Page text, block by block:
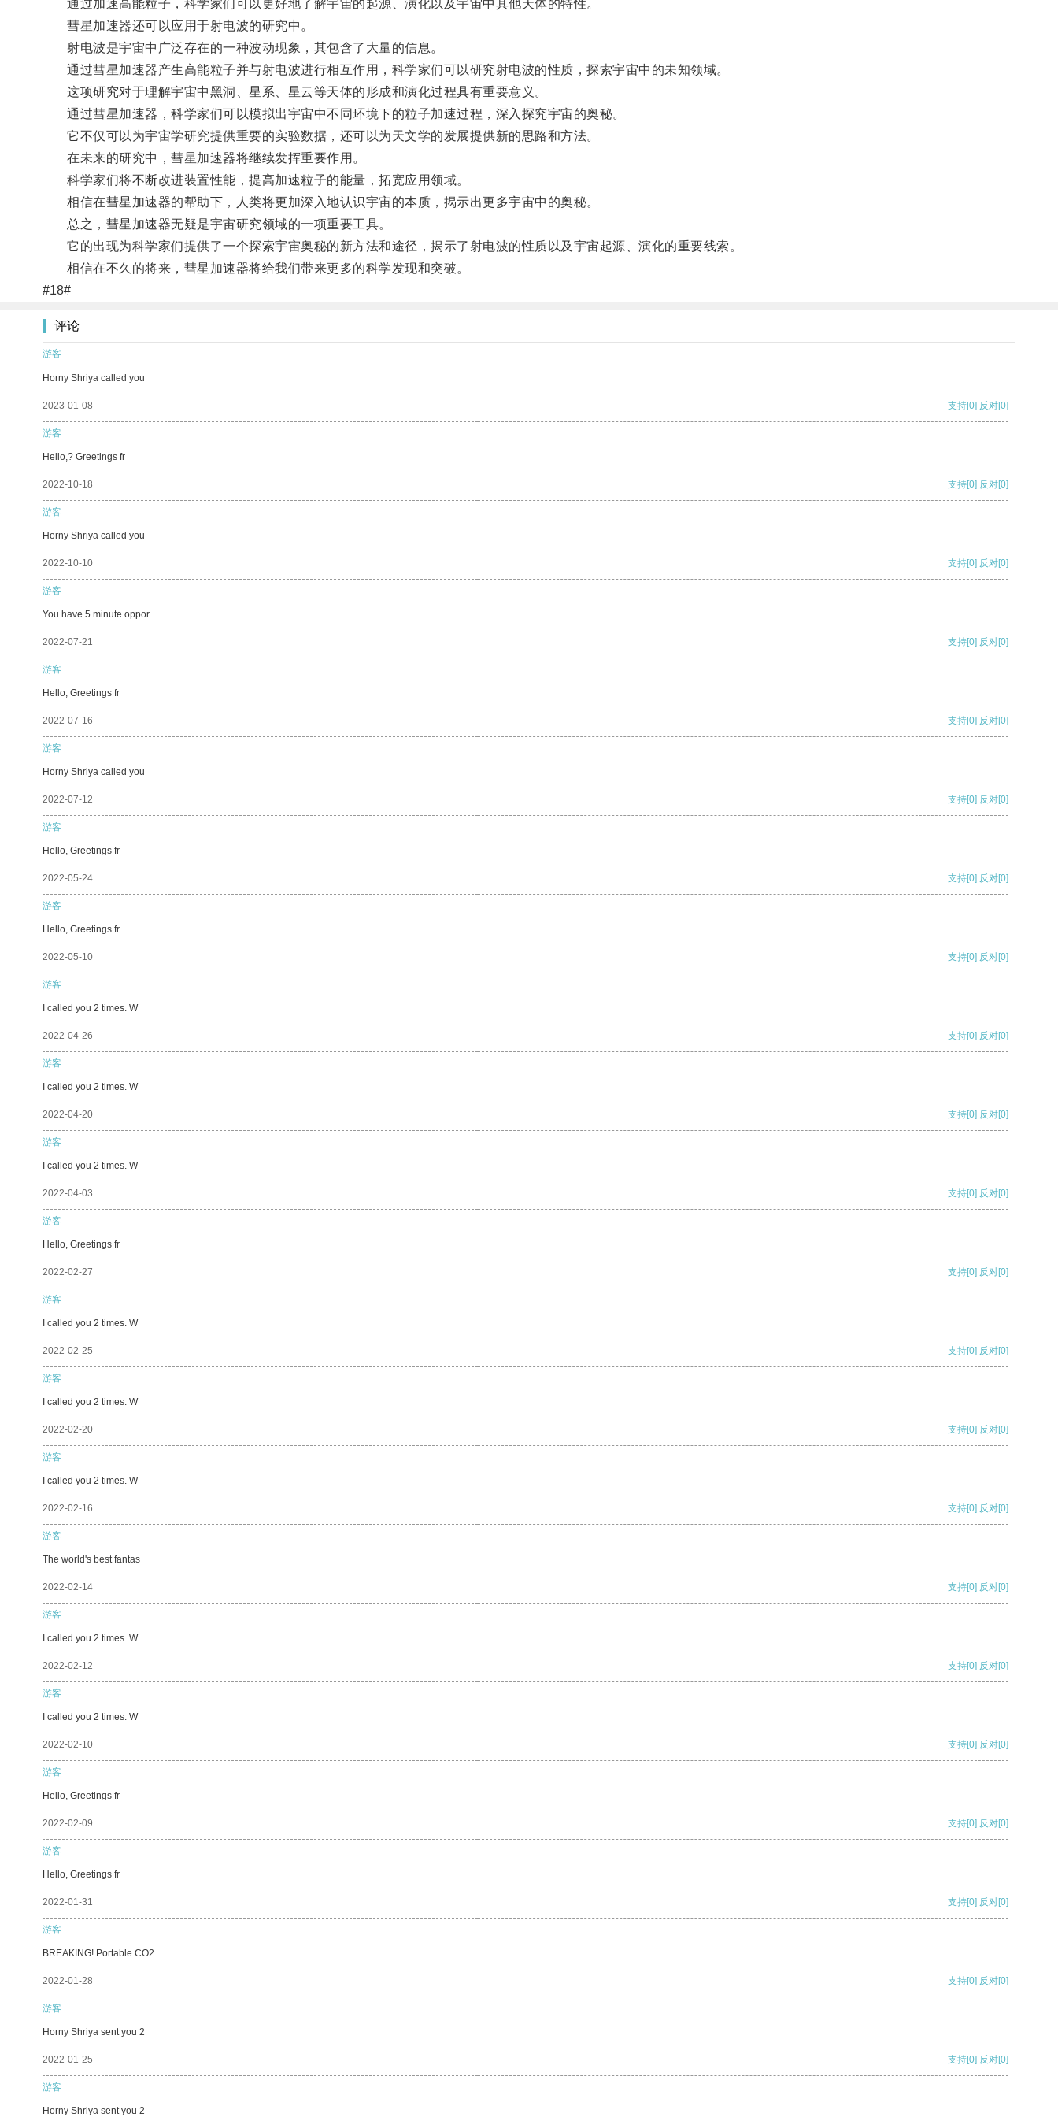
通过加速高能粒子，科学家们可以更好地了解宇宙的起源、演化以及宇宙中其他天体的特性。
彗星加速器还可以应用于射电波的研究中。
射电波是宇宙中广泛存在的一种波动现象，其包含了大量的信息。
通过彗星加速器产生高能粒子并与射电波进行相互作用，科学家们可以研究射电波的性质，探索宇宙中的未知领域。
这项研究对于理解宇宙中黑洞、星系、星云等天体的形成和演化过程具有重要意义。
通过彗星加速器，科学家们可以模拟出宇宙中不同环境下的粒子加速过程，深入探究宇宙的奥秘。
它不仅可以为宇宙学研究提供重要的实验数据，还可以为天文学的发展提供新的思路和方法。
在未来的研究中，彗星加速器将继续发挥重要作用。
科学家们将不断改进装置性能，提高加速粒子的能量，拓宽应用领域。
相信在彗星加速器的帮助下，人类将更加深入地认识宇宙的本质，揭示出更多宇宙中的奥秘。
总之，彗星加速器无疑是宇宙研究领域的一项重要工具。
它的出现为科学家们提供了一个探索宇宙奥秘的新方法和途径，揭示了射电波的性质以及宇宙起源、演化的重要线索。
相信在不久的将来，彗星加速器将给我们带来更多的科学发现和突破。
#18#
评论
游客
Horny Shriya called you
2023-01-08 支持[0] 反对[0]
游客
Hello,? Greetings fr
2022-10-18 支持[0] 反对[0]
游客
Horny Shriya called you
2022-10-10 支持[0] 反对[0]
游客
You have 5 minute oppor
2022-07-21 支持[0] 反对[0]
游客
Hello, Greetings fr
2022-07-16 支持[0] 反对[0]
游客
Horny Shriya called you
2022-07-12 支持[0] 反对[0]
游客
Hello, Greetings fr
2022-05-24 支持[0] 反对[0]
游客
Hello, Greetings fr
2022-05-10 支持[0] 反对[0]
游客
I called you 2 times. W
2022-04-26 支持[0] 反对[0]
游客
I called you 2 times. W
2022-04-20 支持[0] 反对[0]
游客
I called you 2 times. W
2022-04-03 支持[0] 反对[0]
游客
Hello, Greetings fr
2022-02-27 支持[0] 反对[0]
游客
I called you 2 times. W
2022-02-25 支持[0] 反对[0]
游客
I called you 2 times. W
2022-02-20 支持[0] 反对[0]
游客
I called you 2 times. W
2022-02-16 支持[0] 反对[0]
游客
The world's best fantas
2022-02-14 支持[0] 反对[0]
游客
I called you 2 times. W
2022-02-12 支持[0] 反对[0]
游客
I called you 2 times. W
2022-02-10 支持[0] 反对[0]
游客
Hello, Greetings fr
2022-02-09 支持[0] 反对[0]
游客
Hello, Greetings fr
2022-01-31 支持[0] 反对[0]
游客
BREAKING! Portable CO2
2022-01-28 支持[0] 反对[0]
游客
Horny Shriya sent you 2
2022-01-25 支持[0] 反对[0]
游客
Horny Shriya sent you 2